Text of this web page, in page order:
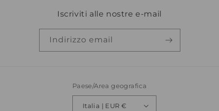
Iscriviti alle nostre e-mail
Indirizzo email
Paese/Area geografica
Italia | EUR €